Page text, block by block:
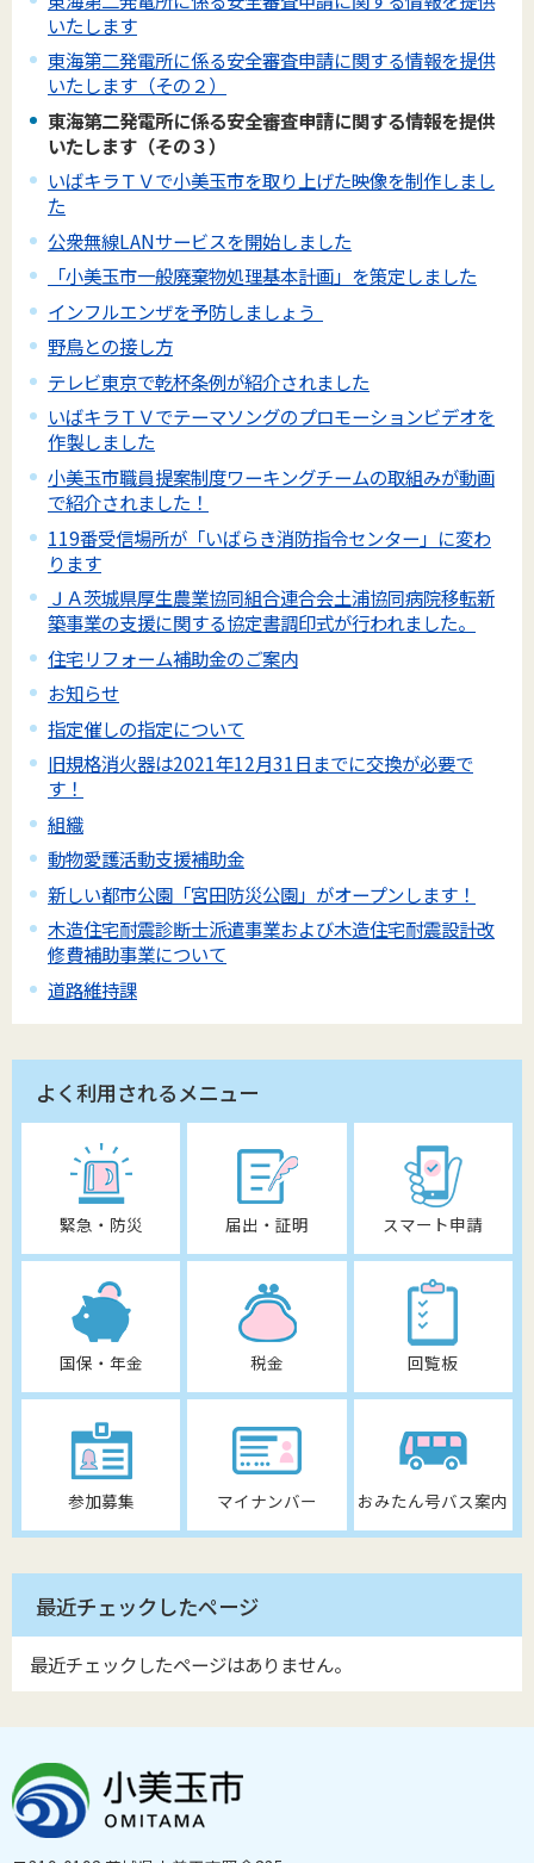
いたします
東海第二発電所に係る安全審査申請に関する情報を提供
いたします（その２）
東海第二発電所に係る安全審査申請に関する情報を提供
いたします（その３）
いばキラＴＶで小美玉市を取り上げた映像を制作しまし
た
公衆無線LANサービスを開始しました
「小美玉市一般廃棄物処理基本計画」を策定しました
インフルエンザを予防しましょう
野鳥との接し方
テレビ東京で乾杯条例が紹介されました
いばキラＴＶでテーマソングのプロモーションビデオを
作製しました
小美玉市職員提案制度ワーキングチームの取組みが動画
で紹介されました！
119番受信場所が「いばらき消防指令センター」に変わ
ります
ＪＡ茨城県厚生農業協同組合連合会土浦協同病院移転新
築事業の支援に関する協定書調印式が行われました。
住宅リフォーム補助金のご案内
お知らせ
指定催しの指定について
旧規格消火器は2021年12月31日までに交換が必要で
す！
組織
動物愛護活動支援補助金
新しい都市公園「宮田防災公園」がオープンします！
木造住宅耐震診断士派遣事業および木造住宅耐震設計改
修費補助事業について
道路維持課
よく利用されるメニュー
緊急・防災 届出・証明 スマート申請
国保・年金 税金 回覧板
参加募集 マイナンバー おみたん号バス案内
最近チェックしたページ
最近チェックしたページはありません。